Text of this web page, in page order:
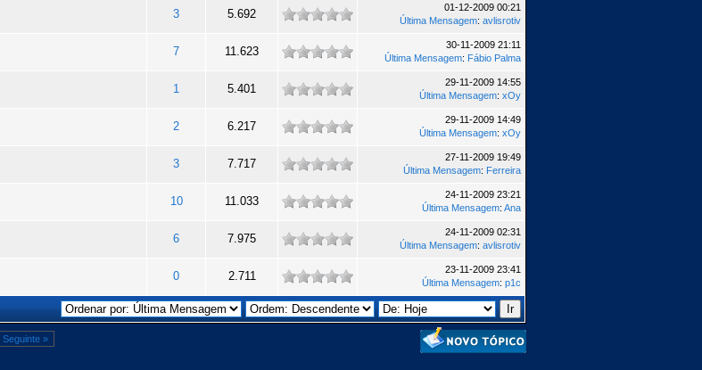
3 5.692
01-12-2009 00:21
Última Mensagem: avlisrotiv
7 11.623
30-11-2009 21:11
Última Mensagem: Fábio Palma
1 5.401
29-11-2009 14:55
Última Mensagem: xOy
2 6.217
29-11-2009 14:49
Última Mensagem: xOy
3 7.717
27-11-2009 19:49
Última Mensagem: Ferreira
10 11.033
24-11-2009 23:21
Última Mensagem: Ana
6 7.975
24-11-2009 02:31
Última Mensagem: avlisrotiv
0 2.711
23-11-2009 23:41
Última Mensagem: p1c
Seguinte »